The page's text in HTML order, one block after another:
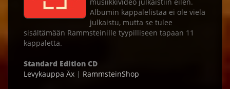
Albumin kappalelistaa ei ole vielä
julkaistu, mutta se tulee
sisältämään Rammsteinille tyypilliseen tapaan 11
kappaletta.
Standard Edition CD
Levykauppa Äx | RammsteinShop